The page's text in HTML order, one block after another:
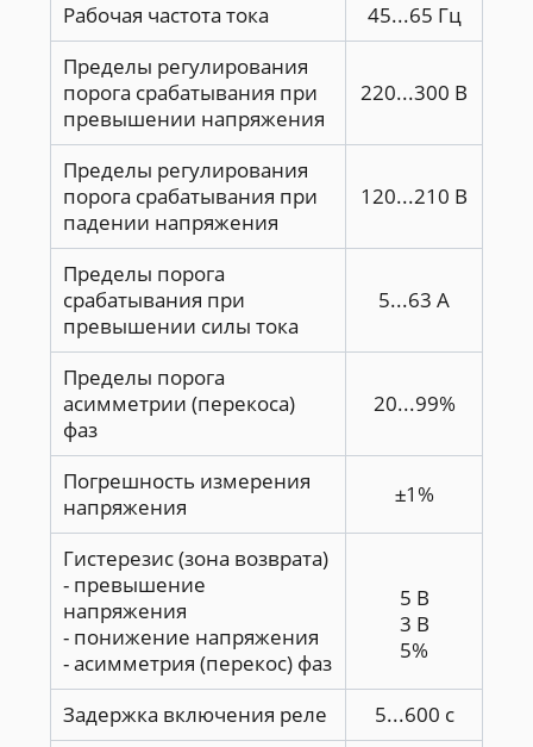
Рабочая частота тока
45...65 Гц
Пределы регулирования
порога срабатывания при
превышении напряжения
220...300 В
Пределы регулирования
порога срабатывания при
падении напряжения
120...210 В
Пределы порога
срабатывания при
превышении силы тока
5...63 А
Пределы порога
асимметрии (перекоса)
фаз
20...99%
Погрешность измерения
напряжения
±1%
Гистерезис (зона возврата)
- превышение
напряжения
- понижение напряжения
- асимметрия (перекос) фаз
5 В
3 В
5%
Задержка включения реле 5...600 с